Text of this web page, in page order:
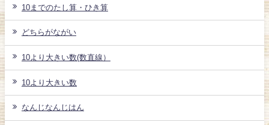
10までのたし算・ひき算
どちらがながい
10より大きい数(数直線）
10より大きい数
なんじなんじはん